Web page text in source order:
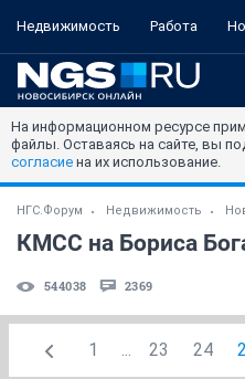
Недвижимость Работа
На информационном ресурсе
файлы. Оставаясь на сайте, вы
согласие на их использование.
НГС.Форум Недвижимость
КМСС на Бориса
544038 2369
1 ... 23 24